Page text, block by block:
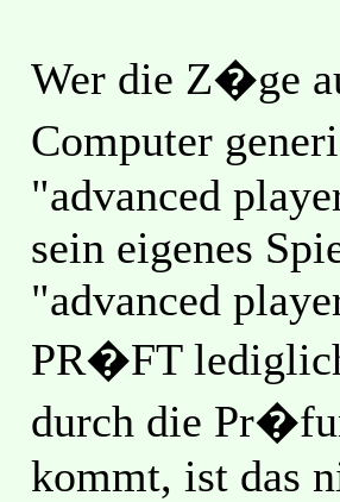
Wer die Z�ge
Computer
"advanced
sein eigenes
"advanced
PR�FT
durch die
kommt, ist das